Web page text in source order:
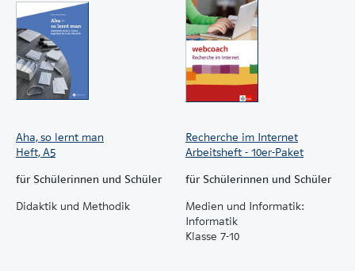
Aha, so lernt man
Heft, A5
für Schülerinnen und Schüler
Didaktik und Methodik
Recherche im Internet
Arbeitsheft - 10er-Paket
für Schülerinnen und Schüler
Medien und Informatik:
Informatik
Klasse 7-10